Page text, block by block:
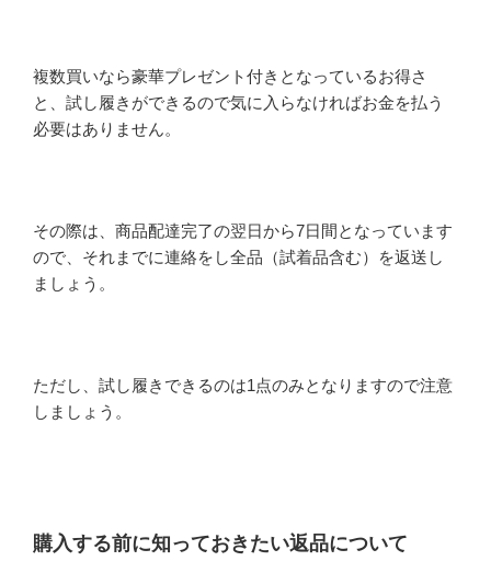
複数買いなら豪華プレゼント付きとなっているお得さ
と、試し履きができるので気に入らなければお金を払う
必要はありません。
その際は、商品配達完了の翌日から7日間となっています
ので、それまでに連絡をし全品（試着品含む）を返送し
ましょう。
ただし、試し履きできるのは1点のみとなりますので注意
しましょう。
購入する前に知っておきたい返品について